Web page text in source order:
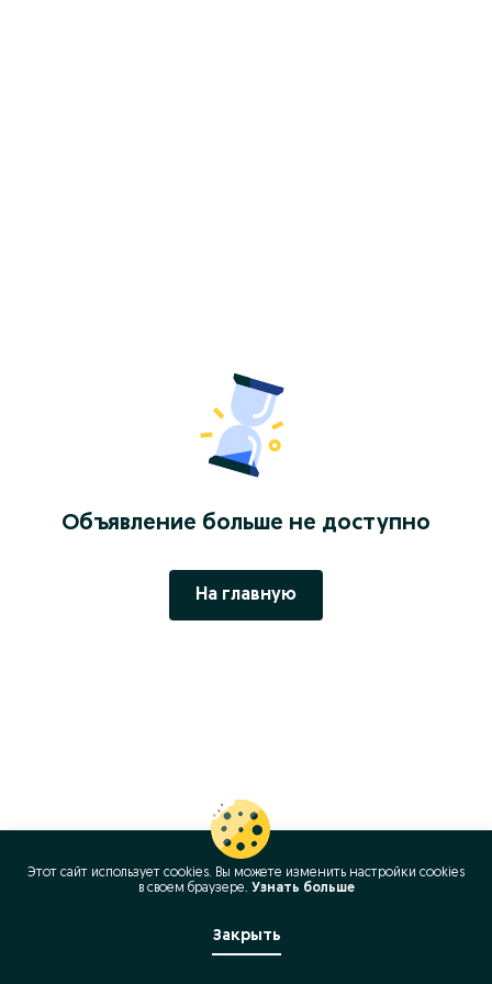
Объявление больше не доступно
На главную
Этот сайт использует cookies. Вы можете изменить настройки cookies
в своeм браузере. Узнать больше
Закрыть